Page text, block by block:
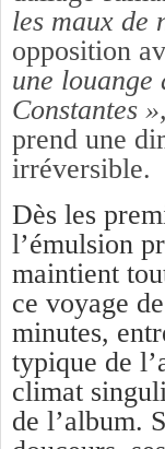
les maux
opposition
une
Constantes »,
prend une
irréversible.
Dès les
l’émulsion
maintient
ce voyage
minutes,
typique de
climat
de l’album.